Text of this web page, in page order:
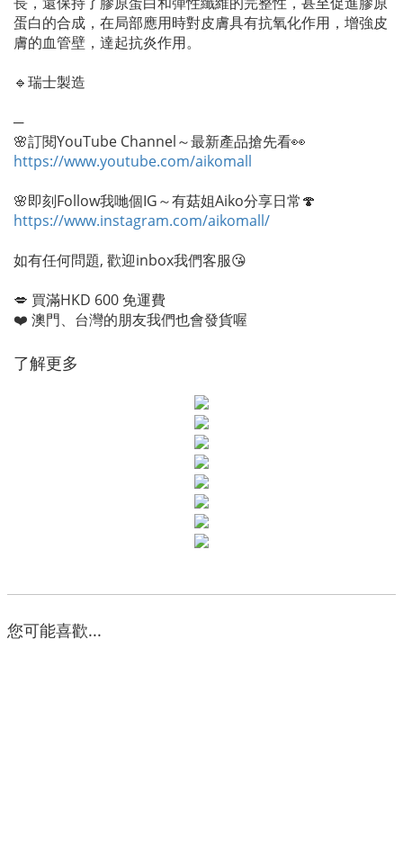
蛋白的合成，在局部應用時對皮膚具有抗氧化作用，增強皮
膚的血管壁，達起抗炎作用。
🔹瑞士製造
─
🌸訂閱YouTube Channel～最新產品搶先看👀
https://www.youtube.com/aikomall
🌸即刻Follow我哋個IG～有菇姐Aiko分享日常🍄
https://www.instagram.com/aikomall/
如有任何問題, 歡迎inbox我們客服😘
💋 買滿HKD 600 免運費
❤️ 澳門、台灣的朋友我們也會發貨喔
了解更多
您可能喜歡...